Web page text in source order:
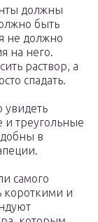
должны
быть
не должно
на него.
раствор, а
спадать.
увидеть
и треугольные
в
самого
короткими и